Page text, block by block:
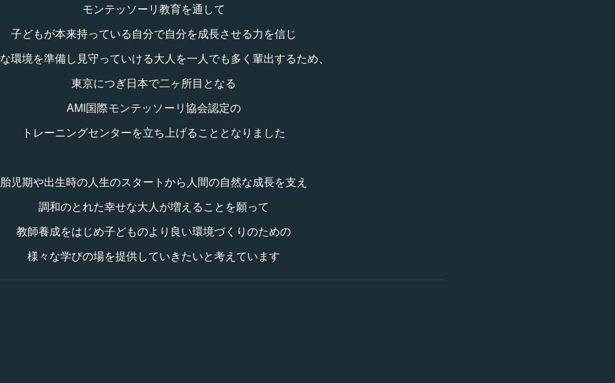
モンテッソーリ教育を通して
子どもが本来持っている自分で自分を成長させる力を信じ
環境を準備し見守っていける大人を一人でも多く輩出するため、
東京につぎ日本で二ヶ所目となる
AMI国際モンテッソーリ協会認定の
トレーニングセンターを立ち上げることとなりました
胎児期や出生時の人生のスタートから人間の自然な成長を支え
調和のとれた幸せな大人が増えることを願って
教師養成をはじめ子どものより良い環境づくりのための
様々な学びの場を提供していきたいと考えています